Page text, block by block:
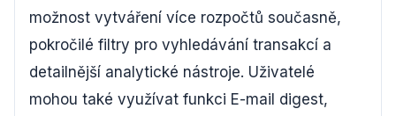
možnost vytváření více rozpočtů současně,
pokročilé filtry pro vyhledávání transakcí a
detailnější analytické nástroje. Uživatelé
mohou také využívat funkci E-mail digest,